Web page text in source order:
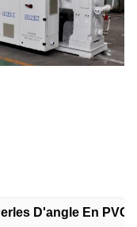
D'angle En PVC